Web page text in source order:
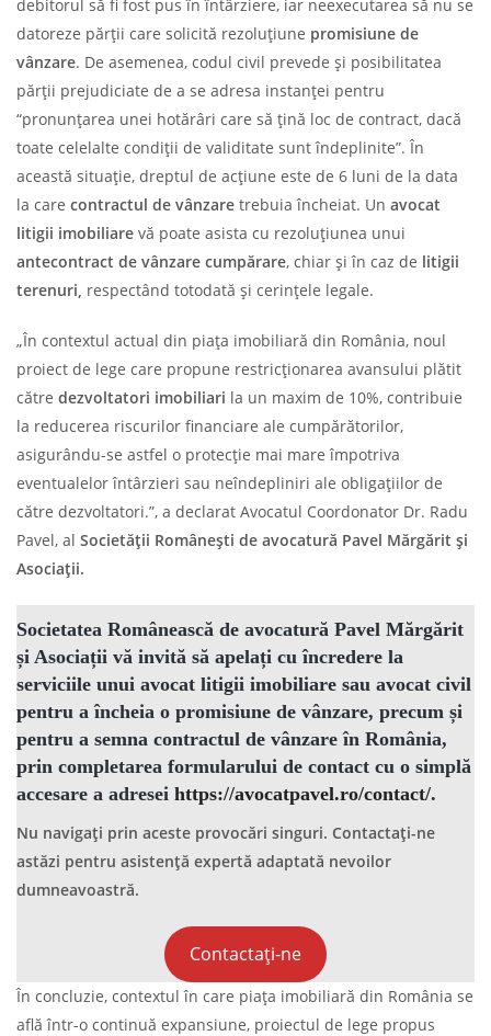
debitorul să fi fost pus în întârziere, iar neexecutarea să nu se
datoreze părții care solicită rezoluțiune promisiune de
vânzare. De asemenea, codul civil prevede și posibilitatea
părții prejudiciate de a se adresa instanței pentru
“pronunțarea unei hotărâri care să țină loc de contract, dacă
toate celelalte condiții de validitate sunt îndeplinite”. În
această situație, dreptul de acțiune este de 6 luni de la data
la care contractul de vânzare trebuia încheiat. Un avocat
litigii imobiliare vă poate asista cu rezoluțiunea unui
antecontract de vânzare cumpărare, chiar și în caz de litigii
terenuri, respectând totodată și cerințele legale.
„În contextul actual din piața imobiliară din România, noul
proiect de lege care propune restricționarea avansului plătit
către dezvoltatori imobiliari la un maxim de 10%, contribuie
la reducerea riscurilor financiare ale cumpărătorilor,
asigurându-se astfel o protecție mai mare împotriva
eventualelor întârzieri sau neîndepliniri ale obligațiilor de
către dezvoltatori.”, a declarat Avocatul Coordonator Dr. Radu
Pavel, al Societății Românești de avocatură Pavel Mărgărit și
Asociații.
Societatea Românească de avocatură Pavel Mărgărit
și Asociații vă invită să apelați cu încredere la
serviciile unui avocat litigii imobiliare sau avocat civil
pentru a încheia o promisiune de vânzare, precum și
pentru a semna contractul de vânzare în România,
prin completarea formularului de contact cu o simplă
accesare a adresei https://avocatpavel.ro/contact/.
Nu navigați prin aceste provocări singuri. Contactați-ne
astăzi pentru asistență expertă adaptată nevoilor
dumneavoastră.
Contactați-ne
În concluzie, contextul în care piața imobiliară din România se
află într-o continuă expansiune, proiectul de lege propus